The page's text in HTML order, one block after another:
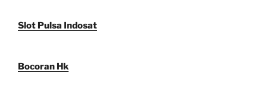
Slot Pulsa Indosat
Bocoran Hk